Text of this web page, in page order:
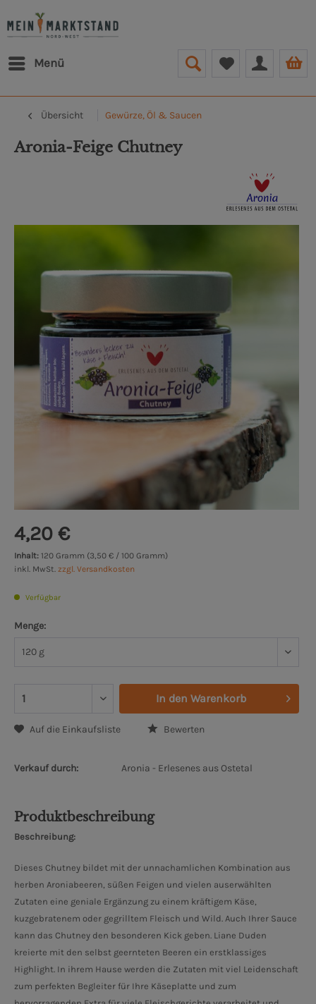
Menü
Übersicht Gewürze, Öl & Saucen
Aronia-Feige Chutney
4,20 €
Inhalt: 120 Gramm (3,50 € / 100 Gramm)
inkl. MwSt. zzgl. Versandkosten
Verfügbar
Menge:
In den Warenkorb
Auf die Einkaufsliste Bewerten
Verkauf durch: Aronia - Erlesenes aus Ostetal
Produktbeschreibung
Beschreibung:
Dieses Chutney bildet mit der unnachamlichen Kombination aus
herben Aroniabeeren, süßen Feigen und vielen auserwählten
Zutaten eine geniale Ergänzung zu einem kräftigem Käse,
kuzgebratenem oder gegrilltem Fleisch und Wild. Auch Ihrer Sauce
kann das Chutney den besonderen Kick geben. Liane Duden
kreierte mit den selbst geernteten Beeren ein erstklassiges
Highlight. In ihrem Hause werden die Zutaten mit viel Leidenschaft
zum perfekten Begleiter für Ihre Käseplatte und zum